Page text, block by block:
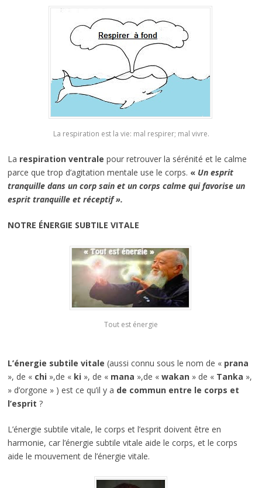
La respiration est la vie: mal respirer; mal vivre.
La respiration ventrale pour retrouver la sérénité et le calme
parce que trop d’agitation mentale use le corps. « Un esprit
tranquille dans un corp sain et un corps calme qui favorise un
esprit tranquille et réceptif ».
NOTRE ÉNERGIE SUBTILE VITALE
Tout est énergie
L’énergie subtile vitale (aussi connu sous le nom de « prana
», de « chi»,de «ki », de «mana »,de « wakan» de « Tanka »,
» d’orgone » ) est ce qu’il y a de commun entre le corps et
l’esprit ?
L’énergie subtile vitale, le corps et l’esprit doivent être en
harmonie, car l’énergie subtile vitale aide le corps, et le corps
aide le mouvement de l’énergie vitale.